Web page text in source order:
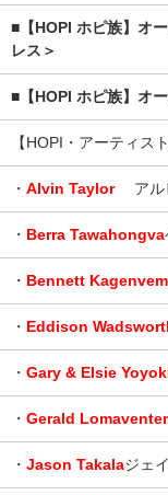
■【HOPI ホピ族】オ
レス＞
■【HOPI ホピ族】オ
【HOPI・アーティスト
・ Alvin Taylor ア
・ Berra Tawahongva
・ Bennett
・ Eddison
・ Gary & Elsie
・ Gerald
・ Jason Takalaジェ